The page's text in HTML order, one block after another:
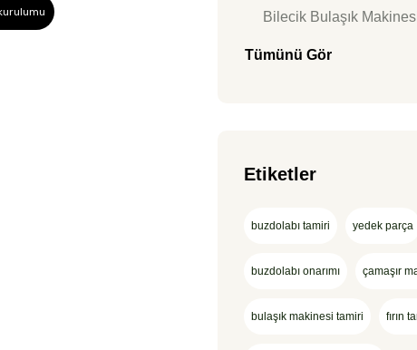
Bilecik Bulaşık
Tümünü Gör
Etiketler
buzdolabı tamiri yedek parça
buzdolabı onarımı çamaşır
bulaşık makinesi tamiri fırın